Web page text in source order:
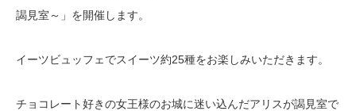
謁見室～」を開催します。
イーツビュッフェでスイーツ約25種をお楽しみいただきます。
チョコレート好きの女王様のお城に迷い込んだアリスが謁見室で